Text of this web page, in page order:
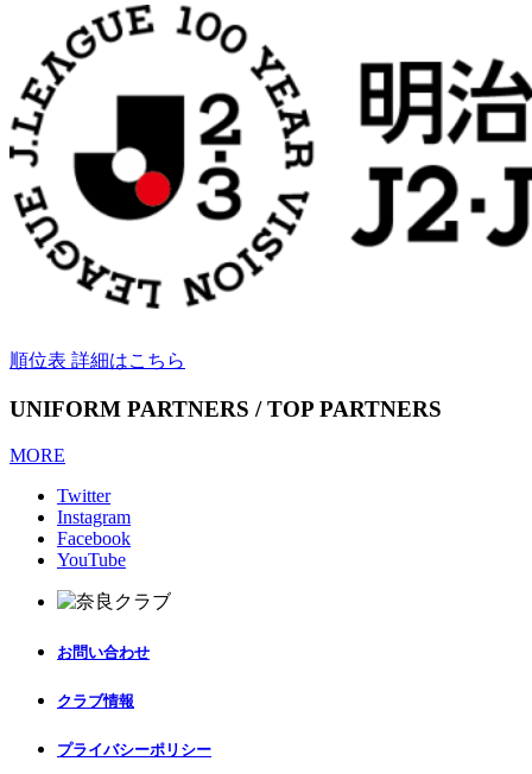
順位表 詳細はこちら
UNIFORM PARTNERS / TOP PARTNERS
MORE
Twitter
Instagram
Facebook
YouTube
お問い合わせ
クラブ情報
プライバシーポリシー